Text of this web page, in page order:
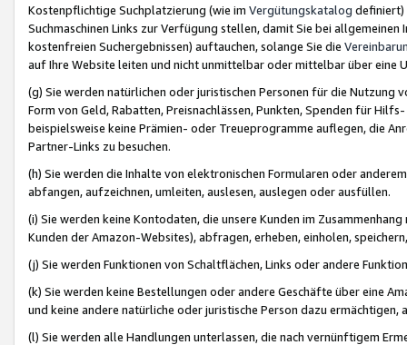
Kostenpflichtige Suchplatzierung (wie im Vergütungskatalog definiert)
Suchmaschinen Links zur Verfügung stellen, damit Sie bei
kostenfreien Suchergebnissen) auftauchen, solange Sie die
auf Ihre Website leiten und nicht unmittelbar oder mittelbar über eine
(g) Sie werden natürlichen oder juristischen Personen für die Nutzung
Form von Geld, Rabatten, Preisnachlässen, Punkten, Spenden für
beispielsweise keine Prämien- oder Treueprogramme auflegen, die
Partner-Links zu besuchen.
(h) Sie werden die Inhalte von elektronischen Formularen oder
abfangen, aufzeichnen, umleiten, auslesen, auslegen oder ausfüllen.
(i) Sie werden keine Kontodaten, die unsere Kunden im
Kunden der Amazon-Websites), abfragen, erheben, einholen,
(j) Sie werden Funktionen von Schaltflächen, Links oder andere
(k) Sie werden keine Bestellungen oder andere Geschäfte über eine
und keine andere natürliche oder juristische Person dazu
(l) Sie werden alle Handlungen unterlassen, die nach vernünftigem